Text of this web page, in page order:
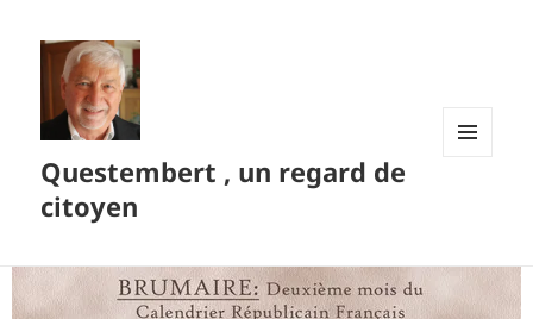
Questembert , un regard de
citoyen